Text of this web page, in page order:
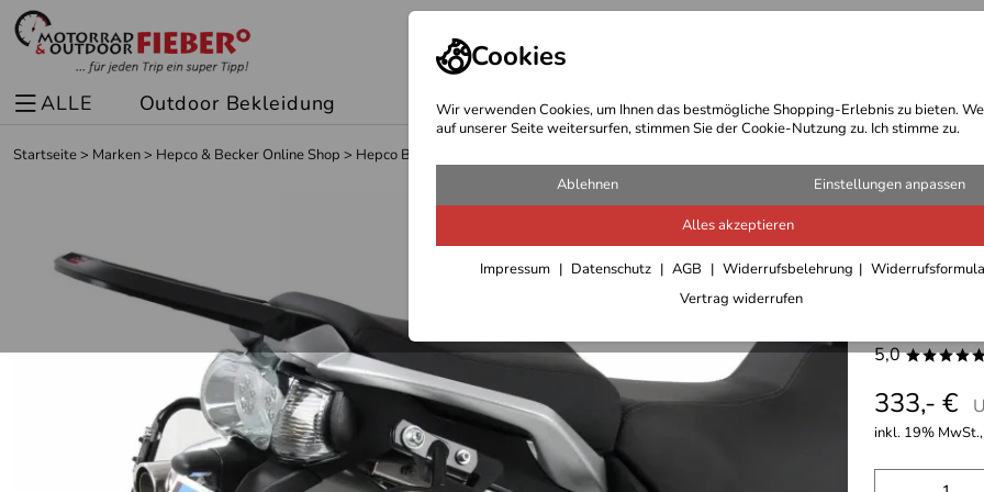
Cookies
Wir verwenden Cookies, um Ihnen das bestmögliche Shopping-Erlebnis zu bieten.
auf unserer Seite weitersurfen, stimmen Sie der Cookie-Nutzung zu. Ich stimme zu.
Ablehnen Einstellungen anpassen
Alles akzeptieren
Impressum Datenschutz AGB Widerrufsbelehrung
Vertrag widerrufen
ALLE Outdoor Bekleidung Sport Bekleidung Outdoor Ausrüstung
Startseite> Marken> Hepco & Becker Online Shop > Hepco Becker Träger
Lock it
5,0
333,- €
inkl. 19%